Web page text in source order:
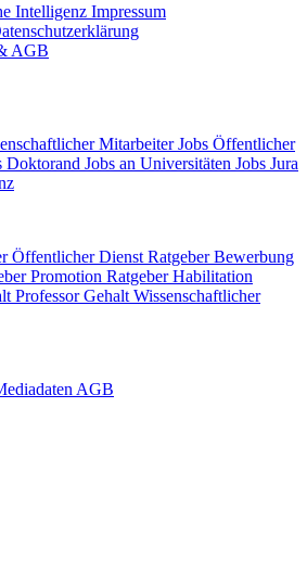
Intelligenz Impressum
AGB
MitarbeiterJobs Öffentlicher
Doktorand Jobs an Universitäten Jobs Jura
Öffentlicher Dienst Ratgeber Bewerbung
Promotion Ratgeber Habilitation
Professor Gehalt Wissenschaftlicher
AGB